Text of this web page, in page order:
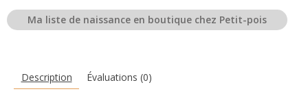
Ma liste de naissance en boutique chez Petit-pois
Description Évaluations (0)